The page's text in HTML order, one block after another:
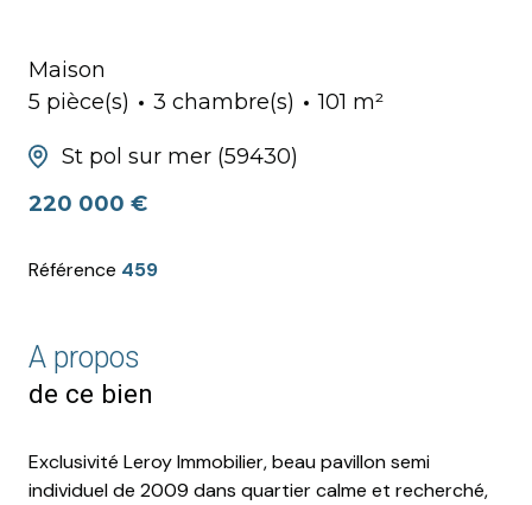
Maison
5 pièce(s)
3 chambre(s) 101 m²
St pol sur mer (59430)
220 000 €
Référence 459
A propos
de ce bien
Exclusivité Leroy Immobilier, beau pavillon semi
individuel de 2009 dans quartier calme et recherché,